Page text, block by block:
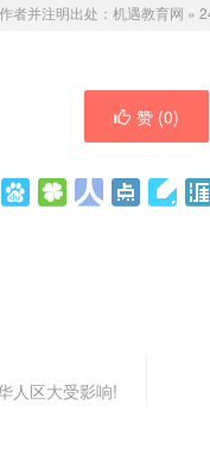
者并注明出处： 机遇教育网 »
赞 (0)
人区大受影响!